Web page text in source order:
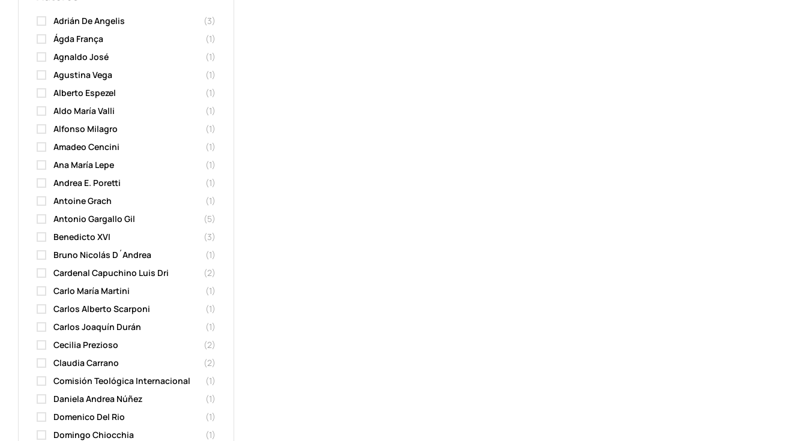
Adrián De Angelis
(3)
Ágda França
(1)
Agnaldo José
(1)
Agustina Vega
(1)
Alberto Espezel
(1)
Aldo María Valli
(1)
Alfonso Milagro
(1)
Amadeo Cencini
(1)
Ana María Lepe
(1)
Andrea E. Poretti
(1)
Antoine Grach
(1)
Antonio Gargallo Gil
(5)
Benedicto XVI
(3)
Bruno Nicolás D´Andrea
(1)
Cardenal Capuchino Luis Dri
(2)
Carlo María Martini
(1)
Carlos Alberto Scarponi
(1)
Carlos Joaquín Durán
(1)
Cecilia Prezioso
(2)
Claudia Carrano
(2)
Comisión Teológica Internacional
(1)
Daniela Andrea Núñez
(1)
Domenico Del Rio
(1)
Domingo Chiocchia
(1)